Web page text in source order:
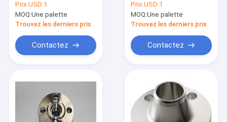
P250GH sur la norme
ANSI B16.5 150lb -
2500lb
Prix:USD 1
MOQ:Une palette
Trouvez les derniers prix
Contactez
d'acier au carbone
selon sur de norme
ANSI/glissement/
Prix:USD 1
MOQ:Une palette
Trouvez les derniers prix
Contactez